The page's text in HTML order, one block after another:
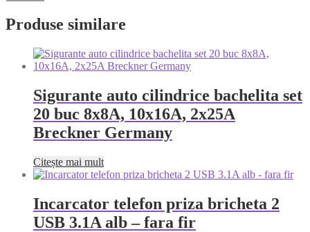
Produse similare
Sigurante auto cilindrice bachelita set
20 buc 8x8A, 10x16A, 2x25A
Breckner Germany
Citește mai mult
Incarcator telefon priza bricheta 2
USB 3.1A alb – fara fir